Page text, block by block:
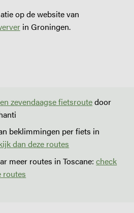
op de website van
in Groningen.
zevendaagse fietsroutedoor
beklimmingen per fiets in
dan deze routes
meer routes in Toscane:check
routes